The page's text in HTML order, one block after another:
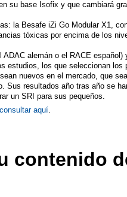
su base Isofix y que cambiará
la Besafe iZi Go Modular X1,
tóxicas por encima de los
alemán o el RACE español)
estudios, los que seleccionan los
nuevos en el mercado, que
Sus resultados año tras año se
un SRI para sus pequeños.
consultar aquí.
contenido